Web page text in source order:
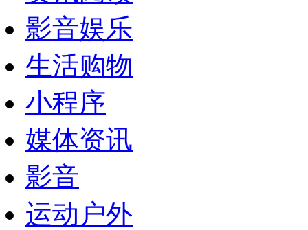
影音娱乐
生活购物
小程序
媒体资讯
影音
运动户外